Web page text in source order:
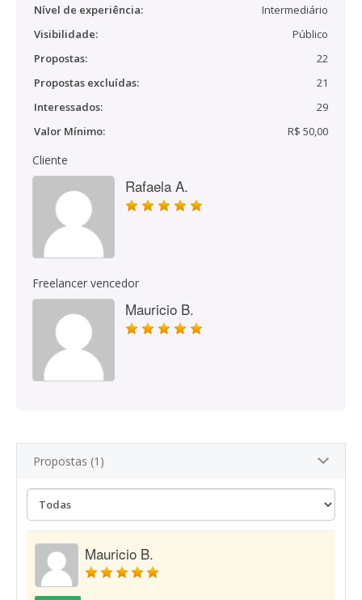
Nível de experiência:
Intermediário
Visibilidade:
Público
Propostas:
22
Propostas excluídas:
21
Interessados:
29
Valor Mínimo:
R$ 50,00
Cliente
Rafaela A.
Freelancer vencedor
Mauricio B.
Propostas (1)
Mauricio B.